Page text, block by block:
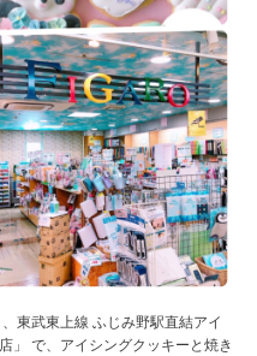
東武東上線 ふじみ野駅直結アイ
」 で、アイシングクッキーと焼き